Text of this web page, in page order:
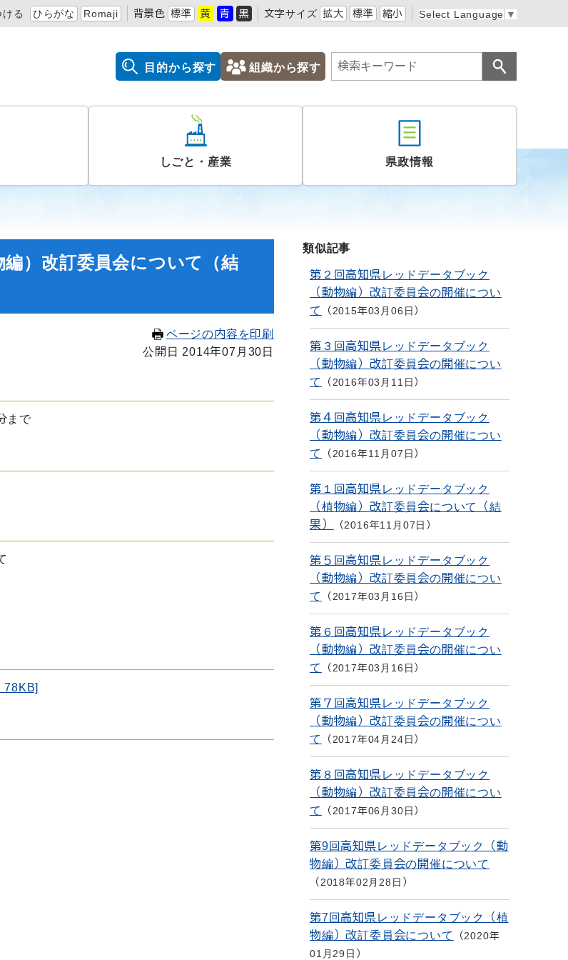
る ひらがな Romaji 背景色 標準 黄 青 黒 文字サイズ 拡大 標準 縮小 Select Language ▼
目的から探す 組織から探す
しごと・産業 県政情報
）改訂委員会について（結
ページの内容を印刷
公開日 2014年07月30日
まで
78KB]
類似記事
第２回高知県レッドデータブック
（動物編）改訂委員会の開催につい
て
2015年03月06日
第３回高知県レッドデータブック
（動物編）改訂委員会の開催につい
て
2016年03月11日
第４回高知県レッドデータブック
（動物編）改訂委員会の開催につい
て
2016年11月07日
第１回高知県レッドデータブック
（植物編）改訂委員会について（結
果）
2016年11月07日
第５回高知県レッドデータブック
（動物編）改訂委員会の開催につい
て
2017年03月16日
第６回高知県レッドデータブック
（動物編）改訂委員会の開催につい
て
2017年03月16日
第７回高知県レッドデータブック
（動物編）改訂委員会の開催につい
て
2017年04月24日
第８回高知県レッドデータブック
（動物編）改訂委員会の開催につい
て
2017年06月30日
第9回高知県レッドデータブック（動
物編）改訂委員会の開催について
2018年02月28日
第7回高知県レッドデータブック（植
物編）改訂委員会について
2020年
01月29日